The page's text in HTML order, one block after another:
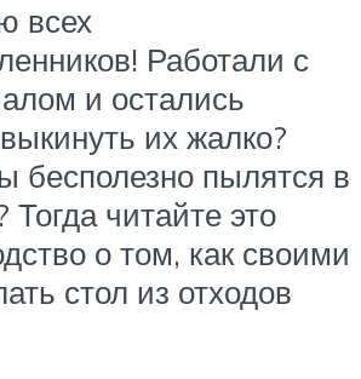
всех
Работали с
и остались
их жалко?
бесполезно пылятся в
Тогда читайте это
о том, как своими
стол из отходов